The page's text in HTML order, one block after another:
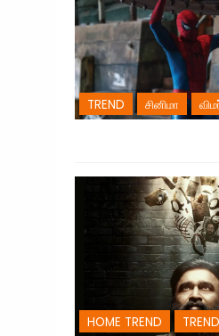
TREND சினிமா
HOME TREND TREND